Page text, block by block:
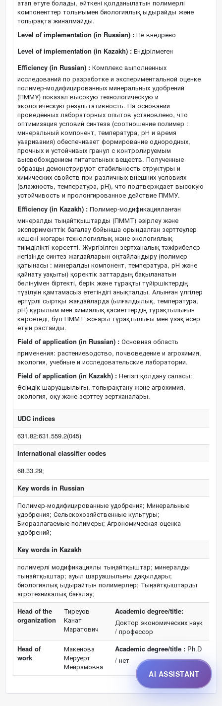
атап өтуге болады, өйткені қолданылатын полимерлі
компоненттер толығымен биологиялық ыдырайды және
топырақта жиналмайды.
Level of implementation (in Russian) : Не внедрено
Level of implementation (in Kazakh) : Ендірілмеген
Efficiency (in Russian) : Комплекс выполненных
исследований по разработке и экспериментальной оценке
полимер-модифицированных минеральных удобрений
(ПММУ) показал высокую технологическую и
экологическую результативность. На основании
проведённых лабораторных опытов установлено, что
оптимизация условий синтеза (соотношение полимер :
минеральный компонент, температура, рН и время
уваривания) обеспечивает формирование однородных,
прочных и устойчивых гранул с контролируемым
высвобождением питательных веществ. Полученные
образцы демонстрируют стабильность структуры и
химических свойств при различных внешних условиях
(влажность, температура, рН), что подтверждает высокую
устойчивость и пролонгированное действие ПММУ.
Efficiency (in Kazakh) : Полимер-модификацияланған
минералды тыңайтқыштарды (ПММТ) әзірлеу және
эксперименттік бағалау бойынша орындалған зерттеулер
кешені жоғары технологиялық және экологиялық
тиімділікті көрсетті. Жүргізілген зертханалық тәжірибелер
негізінде синтез жағдайларын оңтайландыру (полимер
қатынасы : минералды компонент, температура, рН және
қайнату уақыты) қоректік заттардың бақыланатын
бөлінуімен біртекті, берік және тұрақты түйіршіктердің
түзілуін қамтамасыз ететіндігі анықталды. Алынған үлгілер
әртүрлі сыртқы жағдайларда (ылғалдылық, температура,
рН) құрылым мен химиялық қасиеттердің тұрақтылығын
көрсетеді, бұл ПММТ жоғары тұрақтылығы мен ұзақ әсер
етуін растайды.
Field of application (in Russian) : Основная область
применения: растениеводство, почвоведение и агрохимия,
экология, учебные и исследовательские лаборатории.
Field of application (in Kazakh) : Негізгі қолдану саласы:
Өсімдік шаруашылығы, топырақтану және агрохимия,
экология, оқу және зерттеу зертханалары.
UDC indices
631.82:631.559.2(045)
International classifier codes
68.33.29;
Key words in Russian
Полимер-модифицированные удобрения; Минеральные
удобрения; Сельскохозяйственные культуры;
Биоразлагаемые полимеры; Агрономическая оценка
удобрений;
Key words in Kazakh
полимерлі модификациялы тыңайтқыштар; минералды
тыңайтқыштар; ауыл шаруашылығы дақылдары;
биологиялық ыдырайтын полимерлер; Тыңайтқыштарды
агротехникалық бағалау;
Head of the
organization
Тиреуов
Канат
Маратович
Academic degree/title:
Доктор экономических наук
/ профессор
Head of
work
Макенова
Меруерт
Мейрамовна
Academic degree/title : Ph.D
/ нет
AI ASSISTANT